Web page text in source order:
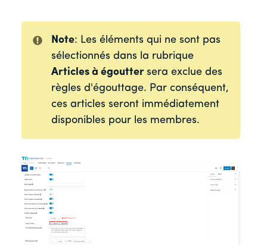
Note: Les éléments qui ne sont pas
sélectionnés dans la rubrique
Articles à égoutter sera exclue des
règles d'égouttage. Par conséquent,
ces articles seront immédiatement
disponibles pour les membres.